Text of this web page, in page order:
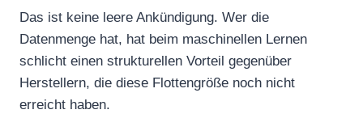
Das ist keine leere Ankündigung. Wer die
Datenmenge hat, hat beim maschinellen Lernen
schlicht einen strukturellen Vorteil gegenüber
Herstellern, die diese Flottengröße noch nicht
erreicht haben.